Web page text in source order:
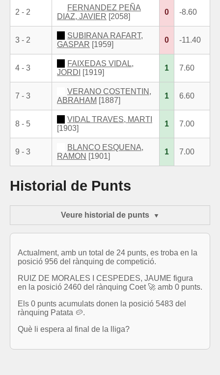
2 - 2
FERNANDEZ PEÑA
DIAZ, JAVIER [2058]
0 -8.60
3 - 2
SUBIRANA RAFART,
GASPAR [1959]
0 -11.40
4 - 3
FAIXEDAS VIDAL,
JORDI
[1919]
1 7.60
7 - 3
VERANO COSTENTIN,
ABRAHAM [1887]
1 6.60
8 - 5
VIDAL TRAVES, MARTI
[1903]
1 7.00
9 - 3
BLANCO ESQUENA,
RAMON [1901]
1 7.00
Historial de Punts
Veure historial de punts
Actualment, amb un total de 24 punts, es troba en la
posició 956 del rànquing de competició.
RUIZ DE MORALES I CESPEDES, JAUME figura
en la posició 2460 del rànquing Coet 🚀 amb 0 punts.
Els 0 punts acumulats donen la posició 5483 del
rànquing Patata 🥔.
Què li espera al final de la lliga?